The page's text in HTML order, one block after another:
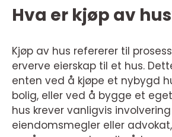
Hva er kjøp av
Kjøp av hus refererer til
erverve eierskap til et hus.
enten ved å kjøpe et nybygd
bolig, eller ved å bygge et
hus krever vanligvis
eiendomsmegler eller